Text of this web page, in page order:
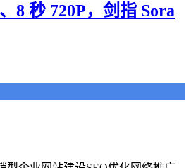
8 秒 720P，剑指 Sora